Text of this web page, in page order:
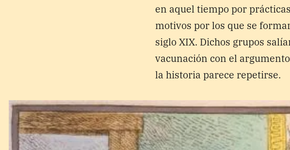
en aquel tiempo por
motivos por los que se
siglo XIX. Dichos grupos
vacunación con el
la historia parece repetirse.